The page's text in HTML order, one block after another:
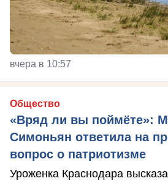
вчера в 10:57
Общество
«Вряд ли вы поймёте»:
Симоньян ответила на
вопрос о патриотизме
Уроженка Краснодара